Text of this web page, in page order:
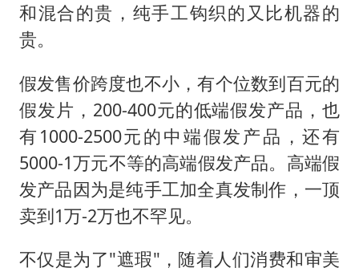
和混合的贵，纯手工钩织的又比机器的
贵。
假发售价跨度也不小，有个位数到百元的
假发片，200-400元的低端假发产品，也
有1000-2500元的中端假发产品，还有
5000-1万元不等的高端假发产品。高端假
发产品因为是纯手工加全真发制作，一顶
卖到1万-2万也不罕见。
不仅是为了"遮瑕"，随着人们消费和审美